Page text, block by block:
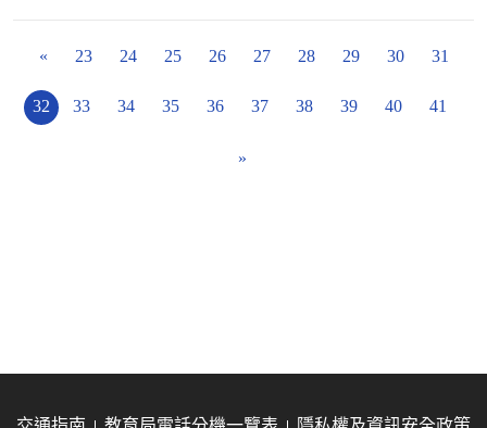
« 23 24 25 26 27 28 29 30 31
32 33 34 35 36 37 38 39 40 41
»